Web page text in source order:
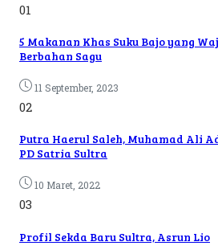
01
5 Makanan Khas Suku Bajo yang
Berbahan Sagu
11 September, 2023
02
Putra Haerul Saleh, Muhamad Ali
PD Satria Sultra
10 Maret, 2022
03
Profil Sekda Baru Sultra, Asrun Lio